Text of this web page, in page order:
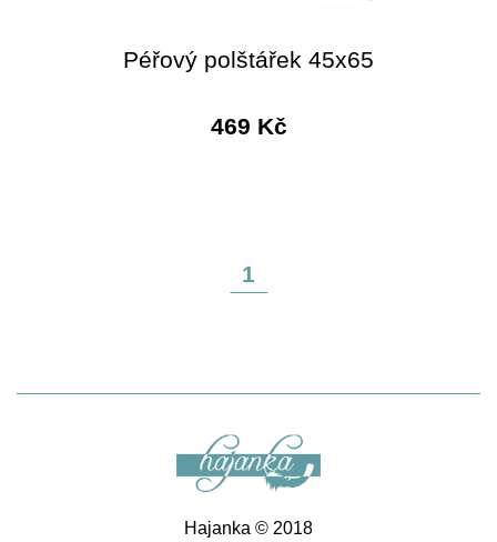
Péřový polštářek 45x65
469 Kč
1
Hajanka © 2018